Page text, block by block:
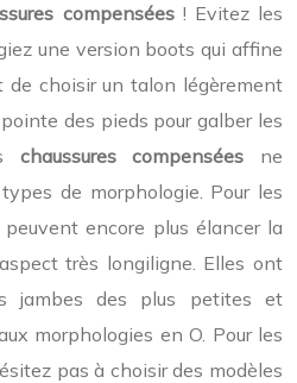
compensées! Evitez les
une version boots qui affine
choisir un talon légèrement
des pieds pour galber les
chaussures compensées ne
de morphologie. Pour les
encore plus élancer la
très longiligne. Elles ont
jambes des plus petites et
morphologies en O. Pour les
pas à choisir des modèles